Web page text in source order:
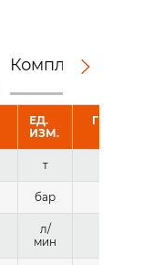
Комплектация
ЕД.
ИЗМ.
т
бар
л/
мин